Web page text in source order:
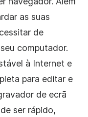
as suas
de
computador.
à Internet e
para editar e
de ecrã
ser rápido,